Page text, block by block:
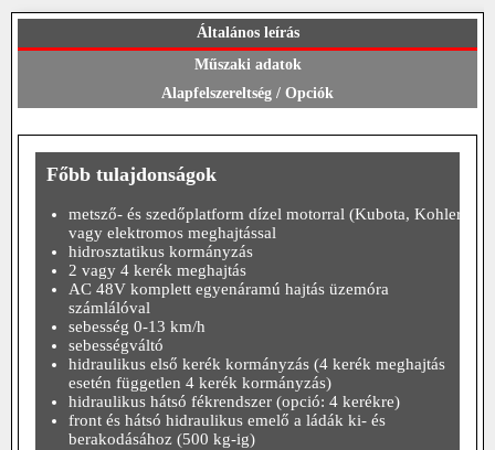
Általános leírás
Műszaki adatok
Alapfelszereltség / Opciók
Főbb tulajdonságok
metsző- és szedőplatform dízel motorral (Kubota, Kohler)
vagy elektromos meghajtással
hidrosztatikus kormányzás
2 vagy 4 kerék meghajtás
AC 48V komplett egyenáramú hajtás üzemóra
számlálóval
sebesség 0-13 km/h
sebességváltó
hidraulikus első kerék kormányzás (4 kerék meghajtás
esetén független 4 kerék kormányzás)
hidraulikus hátsó fékrendszer (opció: 4 kerékre)
front és hátsó hidraulikus emelő a ládák ki- és
berakodásához (500 kg-ig)